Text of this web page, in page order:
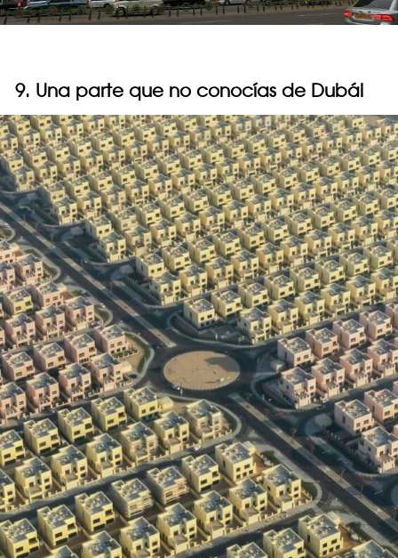
9. Una parte que no conocías de Dubái